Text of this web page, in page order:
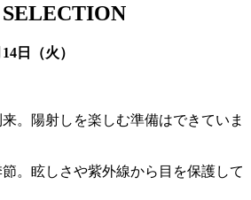
SELECTION
日（火）
。陽射しを楽しむ準備はできていま
。眩しさや紫外線から目を保護して